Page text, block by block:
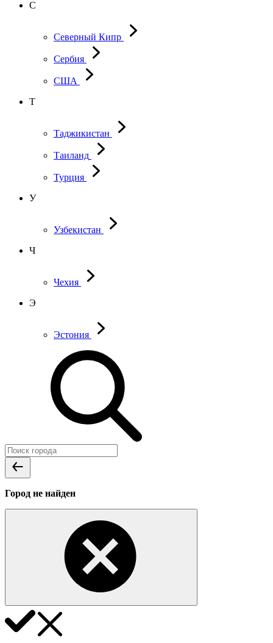
С
Северный Кипр
Сербия
США
Т
Таджикистан
Таиланд
Турция
У
Узбекистан
Ч
Чехия
Э
Эстония
Город не найден